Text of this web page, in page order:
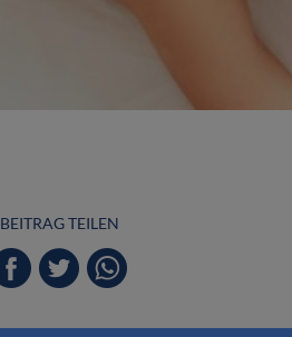
BEITRAG TEILEN